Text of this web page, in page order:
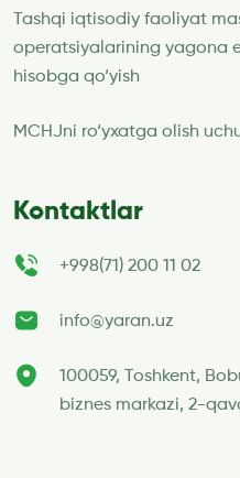
Tashqi iqtisodiy faoliyat
operatsiyalarining yagona
hisobga qo‘yish
MCHJni ro‘yxatga olish
Kontaktlar
+998(71) 200 11 02
info@yaran.uz
100059, Toshkent,
biznes markazi, 2-